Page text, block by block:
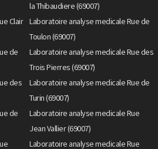
la Thibaudiere (69007)
Clair
Laboratoire analyse medicale Rue de
Toulon (69007)
de
Laboratoire analyse medicale Rue des
Trois Pierres (69007)
des
Laboratoire analyse medicale Rue de
Turin (69007)
de
Laboratoire analyse medicale Rue
Jean Vallier (69007)
Laboratoire analyse medicale Rue